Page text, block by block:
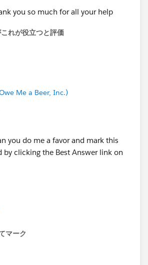
you so much for all your help
れが役立つと評価
Me a Beer, Inc.)
you do me a favor and mark this
by clicking the Best Answer link on
マーク